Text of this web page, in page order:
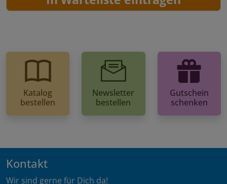
Katalog
bestellen
Newsletter
bestellen
Gutschein
schenken
Kontakt
Wir sind gerne für Dich da!